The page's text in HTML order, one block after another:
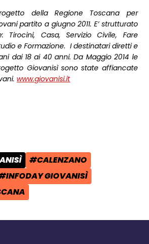
della Regione Toscana per
partito a giugno 2011. E’ strutturato
Tirocini, Casa, Servizio Civile, Fare
e Formazione. I destinatari diretti e
dai 18 ai 40 anni. Da Maggio 2014 le
Giovanisì sono state affiancate
www.giovanisi.it
Facebook - apre
su X - apre una
il link e condividi -
TAG:
#CALENZANO
GIOVANISÌ